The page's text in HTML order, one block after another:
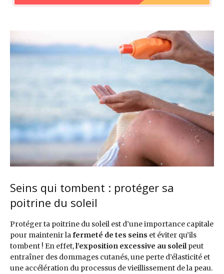
Seins qui tombent : protéger sa
poitrine du soleil
Protéger ta poitrine du soleil est d’une importance capitale
pour maintenir lafermeté de tes seins et éviter qu’ils
tombent ! En effet,l’exposition excessive au soleilpeut
entraîner des dommages cutanés, une perte d’élasticité et
une accélération du processus de vieillissement de la peau.